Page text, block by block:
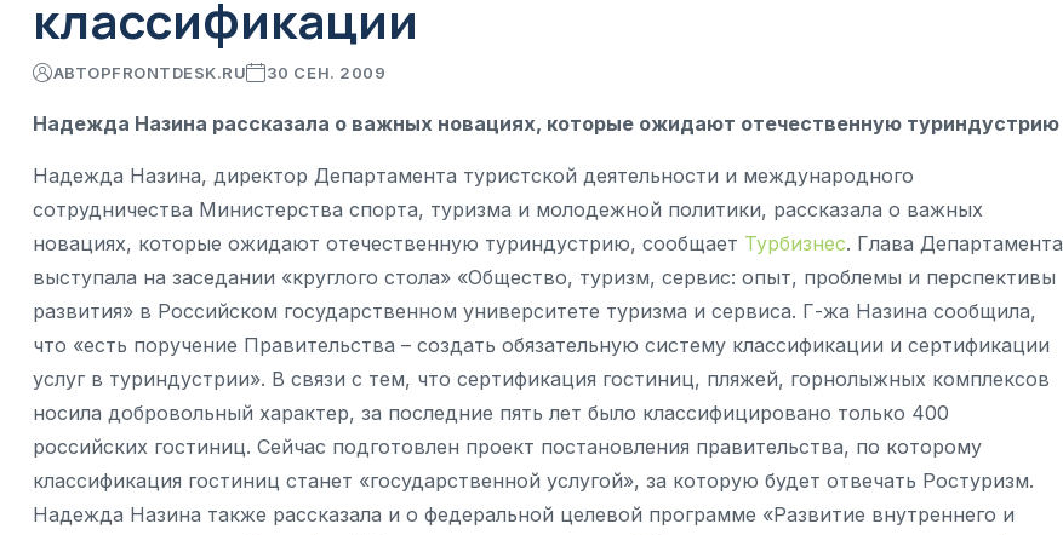
классификации
АВТОРFRONTDESK.RU 30 СЕН. 2009
Надежда Назина рассказала о важных новациях, которые ожидают отечественную туриндустрию
Надежда Назина, директор Департамента туристской деятельности и международного
сотрудничества Министерства спорта, туризма и молодежной политики, рассказала о важных
новациях, которые ожидают отечественную туриндустрию, сообщает Турбизнес. Глава Департамента
выступала на заседании «круглого стола» «Общество, туризм, сервис: опыт, проблемы и перспективы
развития» в Российском государственном университете туризма и сервиса. Г-жа Назина сообщила,
что «есть поручение Правительства – создать обязательную систему классификации и сертификации
услуг в туриндустрии». В связи с тем, что сертификация гостиниц, пляжей, горнолыжных комплексов
носила добровольный характер, за последние пять лет было классифицировано только 400
российских гостиниц. Сейчас подготовлен проект постановления правительства, по которому
классификация гостиниц станет «государственной услугой», за которую будет отвечать Ростуризм.
Надежда Назина также рассказала и о федеральной целевой программе «Развитие внутреннего и